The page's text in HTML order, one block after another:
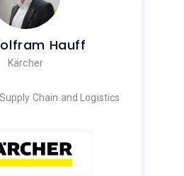
Hauff
Kärcher
Chain and Logistics